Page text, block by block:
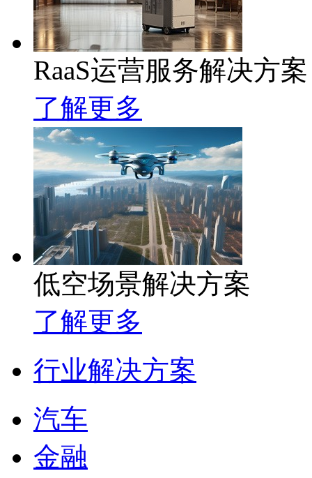
RaaS运营服务解决方案
了解更多
低空场景解决方案
了解更多
行业解决方案
汽车
金融